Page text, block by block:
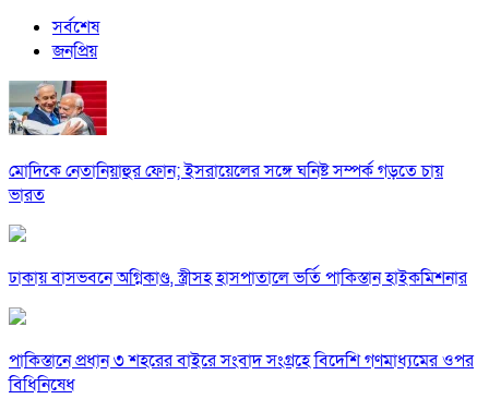
সর্বশেষ
জনপ্রিয়
মোদিকে নেতানিয়াহুর ফোন; ইসরায়েলের সঙ্গে ঘনিষ্ট সম্পর্ক গড়তে চায়
ভারত
ঢাকায় বাসভবনে অগ্নিকাণ্ড, স্ত্রীসহ হাসপাতালে ভর্তি পাকিস্তান হাইকমিশনার
পাকিস্তানে প্রধান ৩ শহরের বাইরে সংবাদ সংগ্রহে বিদেশি গণমাধ্যমের ওপর
বিধিনিষেধ